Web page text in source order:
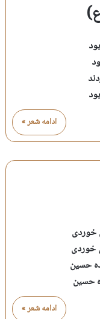
ادامه شعر »
خوردی
خوردی
حسین
حسین
ادامه شعر »